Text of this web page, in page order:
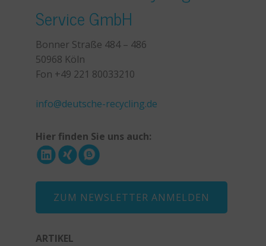
Service GmbH
Bonner Straße 484 – 486
50968 Köln
Fon +49 221 80033210
info@deutsche-recycling.de
Hier finden Sie uns auch:
ZUM NEWSLETTER ANMELDEN
ARTIKEL